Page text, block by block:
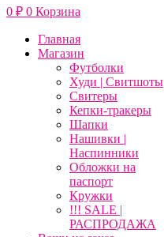
0 ₽ 0 Корзина
Главная
Магазин
Футболки
Худи | Свитшоты
Свитеры
Кепки-тракеры
Шапки
Нашивки |
Наспинники
Обложки на
паспорт
Кружки
!!! SALE |
РАСПРОДАЖА